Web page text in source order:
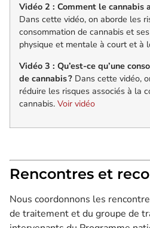
Vidéo 2 : Comment le cannabis
Dans cette vidéo, on aborde les
consommation de cannabis et
physique et mentale à court et à
Vidéo 3 : Qu’est-ce qu’une
de cannabis ? Dans cette vidéo,
réduire les risques associés à la
cannabis. Voir vidéo
Rencontres et
Nous coordonnons les
de traitement et du groupe de